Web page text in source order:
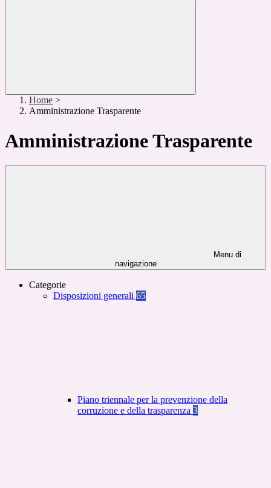
Home >
Amministrazione Trasparente
Amministrazione Trasparente
Menu di
navigazione
Categorie
Disposizioni generali 65
Piano triennale per la prevenzione della
corruzione e della trasparenza 3